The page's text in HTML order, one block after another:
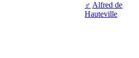
♂ Alfred de
Hauteville